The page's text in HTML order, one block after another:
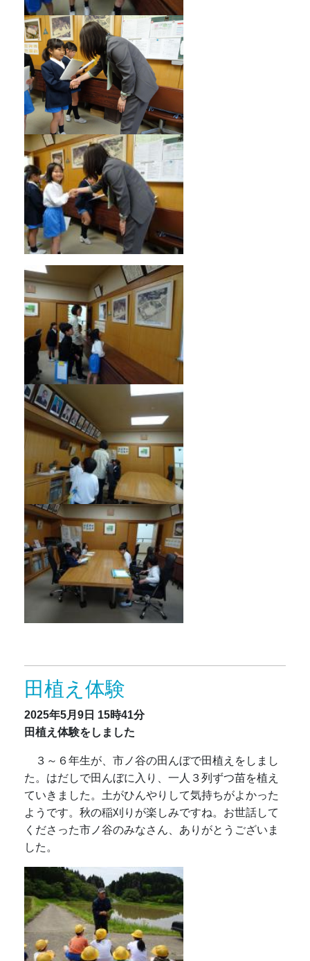
田植え体験
2025年5月9日 15時41分
田植え体験をしました
３～６年生が、市ノ谷の田んぼで田植えをしまし
た。はだしで田んぼに入り、一人３列ずつ苗を植え
ていきました。土がひんやりして気持ちがよかった
ようです。秋の稲刈りが楽しみですね。お世話して
くださった市ノ谷のみなさん、ありがとうございま
した。